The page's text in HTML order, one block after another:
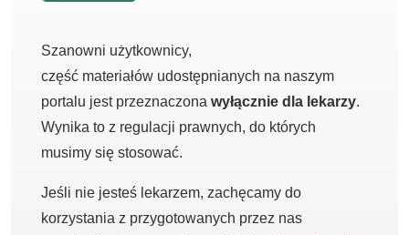
Szanowni użytkownicy,
część materiałów udostępnianych na naszym
portalu jest przeznaczona wyłącznie dla lekarzy.
Wynika to z regulacji prawnych, do których
musimy się stosować.
Jeśli nie jesteś lekarzem, zachęcamy do
korzystania z przygotowanych przez nas